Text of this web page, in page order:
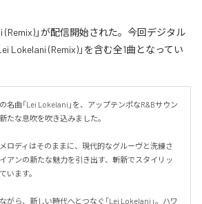
」が配信開始された。今回デジタル
Lokelani (Remix)」を含む全1曲となってい
名曲「Lei Lokelani」を、アップテンポなR&Bサウン
たな息吹を吹き込みました。
ロディはそのままに、現代的なグルーヴと洗練さ
アンの新たな魅力を引き出す、斬新でスタイリッ
います。
がら、新しい時代へとつなぐ「Lei Lokelani」。ハワ